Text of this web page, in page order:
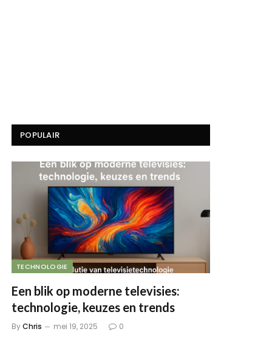
POPULAIR
TECHNOLOGIE
Een blik op moderne televisies:
technologie, keuzes en trends
ByChris mei 19, 2025 0